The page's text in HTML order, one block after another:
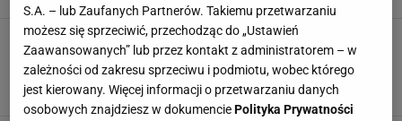
Na komunii siostrzeńca nie mogłam się im
oprzeć. Kucharka zdradziła mi trik, by
rozpływały się w ustach
KOMUNIA PORADY TRIKI KUCHENNE
S.A. – lub Zaufanych Partnerów. Takiemu przetwarzaniu
możesz się sprzeciwić, przechodząc do „Ustawień
Zaawansowanych” lub przez kontakt z administratorem – w
zależności od zakresu sprzeciwu i podmiotu, wobec którego
jest kierowany. Więcej informacji o przetwarzaniu danych
osobowych znajdziesz w dokumenciePolityka Prywatności